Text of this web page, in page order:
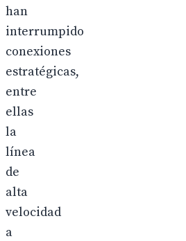
han
interrumpido
conexiones
estratégicas,
entre
ellas
la
línea
de
alta
velocidad
a